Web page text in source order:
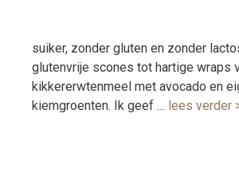
suiker, zonder gluten en zonder
glutenvrije scones tot hartige wraps
kikkererwtenmeel met avocado en
kiemgroenten. Ik geef … lees verder